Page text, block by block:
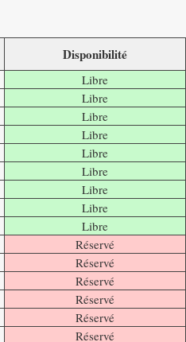
Disponibilité
Libre
Libre
Libre
Libre
Libre
Libre
Libre
Libre
Libre
Réservé
Réservé
Réservé
Réservé
Réservé
Réservé